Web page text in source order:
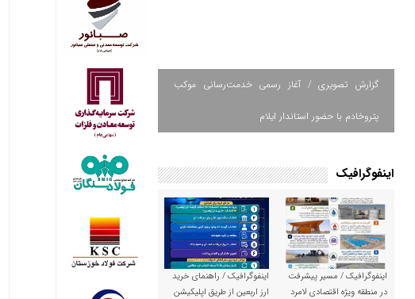
گزارش تصویری / آغاز رسمی خدمت‌رسانی موکب
پتروخادم با حضور استاندار ایلام
اینفوگرافیک
اینفوگرافیک / مسیر پیشرفت
در منطقه ویژه اقتصادی لامرد
اینفوگرافیک / راهنمای خرید
ارز اربعین از طریق اپلیکیشن